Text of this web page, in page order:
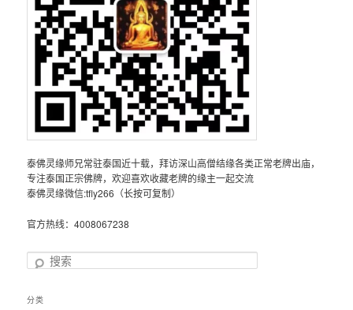
泰佛灵缘师兄常驻泰国近十载，拜访深山高僧结缘各类正常老牌出庙，
专注泰国正宗佛牌，欢迎喜欢收藏老牌的缘主一起交流
泰佛灵缘微信:tfly266（长按可复制）
官方热线：4008067238
搜
分类